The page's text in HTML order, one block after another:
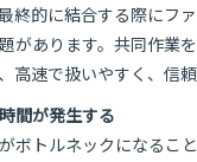
終的に結合する際にフ
があります。共同作業
速で扱いやすく、信
間が発生する
ボトルネックになるこ